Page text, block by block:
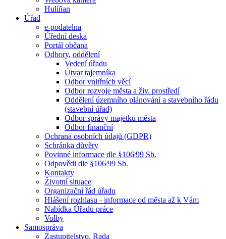
Hulíňan
Úřad
e-podatelna
Úřední deska
Portál občana
Odbory, oddělení
Vedení úřadu
Útvar tajemníka
Odbor vnitřních věcí
Odbor rozvoje města a živ. prostředí
Oddělení územního plánování a stavebního řádu
(stavební úřad)
Odbor správy majetku města
Odbor finanční
Ochrana osobních údajů (GDPR)
Schránka důvěry
Povinné informace dle §106⁄99 Sb.
Odpovědi dle §106⁄99 Sb.
Kontakty
Životní situace
Organizační řád úřadu
Hlášení rozhlasu - informace od města až k Vám
Nabídka Úřadu práce
Volby
Samospráva
Zastupitelstvo, Rada